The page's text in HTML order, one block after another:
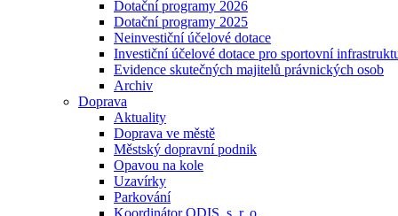
Dotační programy 2026
Dotační programy 2025
Neinvestiční účelové dotace
Investiční účelové dotace pro sportovní
Evidence skutečných majitelů právnických osob
Archiv
Doprava
Aktuality
Doprava ve městě
Městský dopravní podnik
Opavou na kole
Uzavírky
Parkování